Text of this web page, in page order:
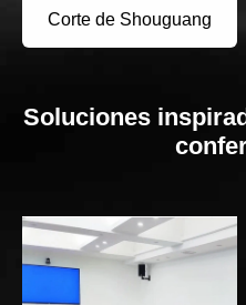
Corte de Shouguang
Soluciones